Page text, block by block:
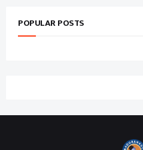
POPULAR POSTS